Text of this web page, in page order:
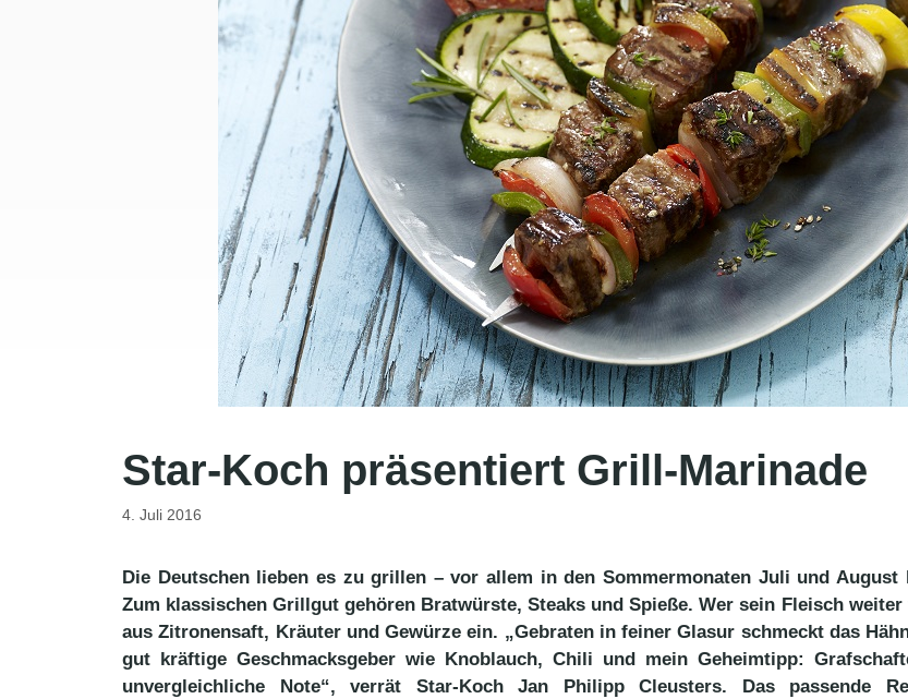
Star-Koch präsentiert Grill-Marinade
4. Juli 2016
Die Deutschen lieben es zu grillen – vor allem in den Sommermonaten Juli und
Zum klassischen Grillgut gehören Bratwürste, Steaks und Spieße. Wer sein Fleisch
aus Zitronensaft, Kräuter und Gewürze ein. „Gebraten in feiner Glasur schmeckt das
gut kräftige Geschmacksgeber wie Knoblauch, Chili und mein Geheimtipp:
unvergleichliche Note“, verrät Star-Koch Jan Philipp Cleusters. Das passende